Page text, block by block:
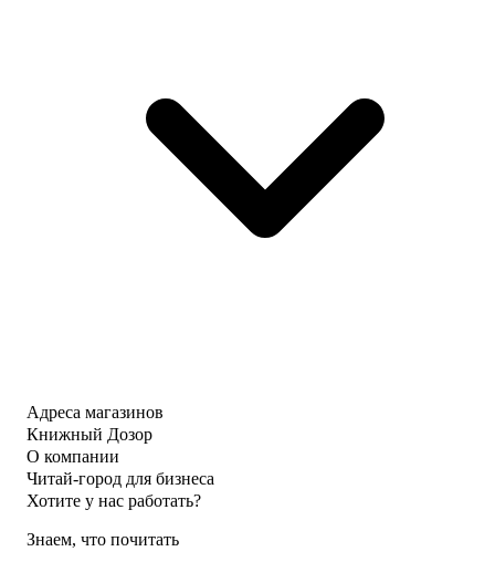
Адреса магазинов
Книжный Дозор
О компании
Читай-город для бизнеса
Хотите у нас работать?
Знаем, что почитать